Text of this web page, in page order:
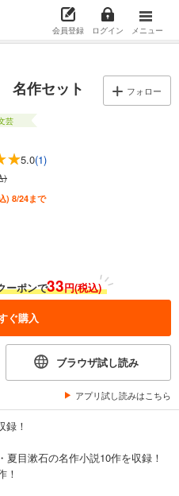
会員登録 ログイン メニュー
作セット フォロー
芸
5.0(1)
)
) 8/24まで
ーポンで33円(税込)
ぐ購入
ブラウザ試し読み
アプリ試し読みはこちら
録！
目漱石の名作小説10作を収録！
！